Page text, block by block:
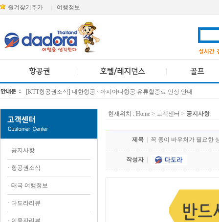
즐겨찾기추가 여행정보
[KTT항공권소식] 대한항공 · 아시아나항공 유류할증료 인상 안내
· 공지사항
· 항공권소식
· 태국 여행정보
· 다도라리뷰
· 이용자리뷰
현재위치 : Home > 고객센터 > 공지사항
제목 꼭 종이 바우처가 필요한
작성자